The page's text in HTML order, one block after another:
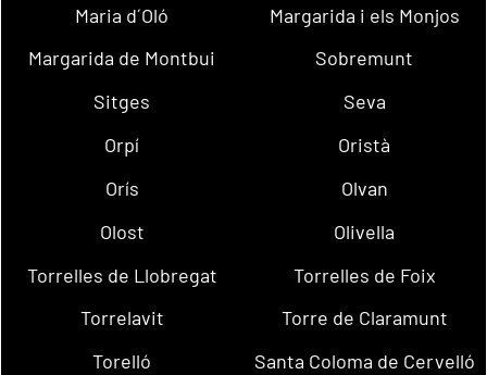
Maria d´Oló
Margarida i els Monjos
Margarida de Montbui
Sobremunt
Sitges
Seva
Orpí
Oristà
Orís
Olvan
Olost
Olivella
Torrelles de Llobregat
Torrelles de Foix
Torrelavit
Torre de Claramunt
Torelló
Santa Coloma de Cervelló